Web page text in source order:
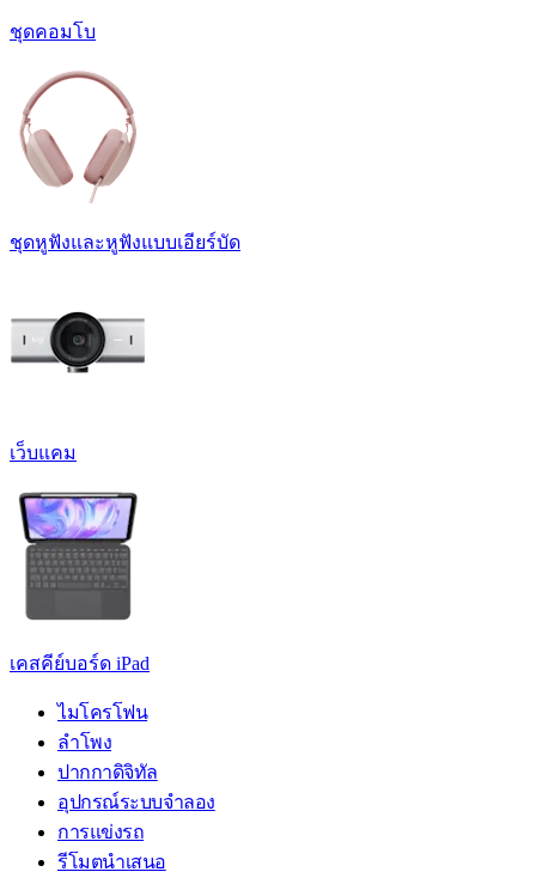
ชุดคอมโบ
ชุดหูฟังและหูฟังแบบเอียร์บัด
เว็บแคม
เคสคีย์บอร์ด iPad
ไมโครโฟน
ลำโพง
ปากกาดิจิทัล
อุปกรณ์ระบบจำลอง
การแข่งรถ
รีโมตนำเสนอ